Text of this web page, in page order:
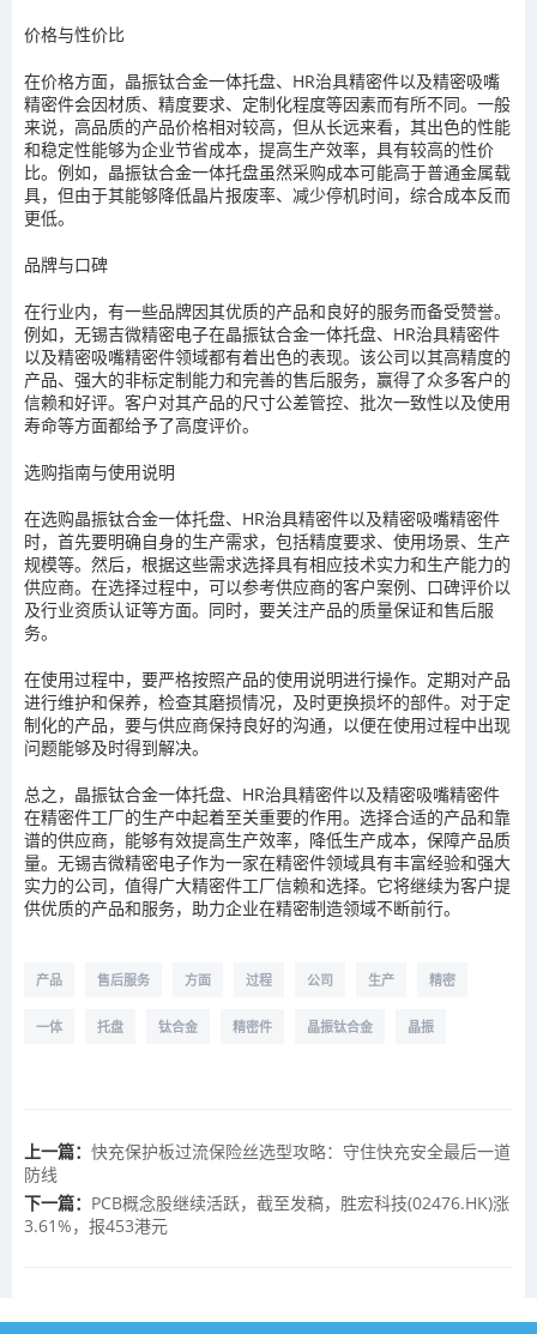
价格与性价比
在价格方面，晶振钛合金一体托盘、HR治具精密件以及精密吸嘴
精密件会因材质、精度要求、定制化程度等因素而有所不同。一般
来说，高品质的产品价格相对较高，但从长远来看，其出色的性能
和稳定性能够为企业节省成本，提高生产效率，具有较高的性价
比。例如，晶振钛合金一体托盘虽然采购成本可能高于普通金属载
具，但由于其能够降低晶片报废率、减少停机时间，综合成本反而
更低。
品牌与口碑
在行业内，有一些品牌因其优质的产品和良好的服务而备受赞誉。
例如，无锡吉微精密电子在晶振钛合金一体托盘、HR治具精密件
以及精密吸嘴精密件领域都有着出色的表现。该公司以其高精度的
产品、强大的非标定制能力和完善的售后服务，赢得了众多客户的
信赖和好评。客户对其产品的尺寸公差管控、批次一致性以及使用
寿命等方面都给予了高度评价。
选购指南与使用说明
在选购晶振钛合金一体托盘、HR治具精密件以及精密吸嘴精密件
时，首先要明确自身的生产需求，包括精度要求、使用场景、生产
规模等。然后，根据这些需求选择具有相应技术实力和生产能力的
供应商。在选择过程中，可以参考供应商的客户案例、口碑评价以
及行业资质认证等方面。同时，要关注产品的质量保证和售后服
务。
在使用过程中，要严格按照产品的使用说明进行操作。定期对产品
进行维护和保养，检查其磨损情况，及时更换损坏的部件。对于定
制化的产品，要与供应商保持良好的沟通，以便在使用过程中出现
问题能够及时得到解决。
总之，晶振钛合金一体托盘、HR治具精密件以及精密吸嘴精密件
在精密件工厂的生产中起着至关重要的作用。选择合适的产品和靠
谱的供应商，能够有效提高生产效率，降低生产成本，保障产品质
量。无锡吉微精密电子作为一家在精密件领域具有丰富经验和强大
实力的公司，值得广大精密件工厂信赖和选择。它将继续为客户提
供优质的产品和服务，助力企业在精密制造领域不断前行。
产品 售后服务 方面 过程 公司 生产 精密
一体 托盘 钛合金 精密件 晶振钛合金 晶振
上一篇： 快充保护板过流保险丝选型攻略：守住快充安全最后一道
防线
下一篇： PCB概念股继续活跃，截至发稿，胜宏科技(02476.HK)涨
3.61%，报453港元